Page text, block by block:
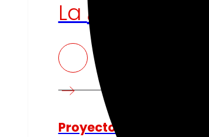
La tecnología
Proyectos de innovación